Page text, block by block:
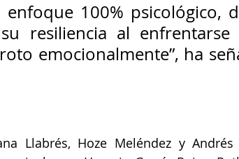
100% psicológico,
resiliencia al
emocionalmente”, ha
Llabrés, Hoze Meléndez y Andrés